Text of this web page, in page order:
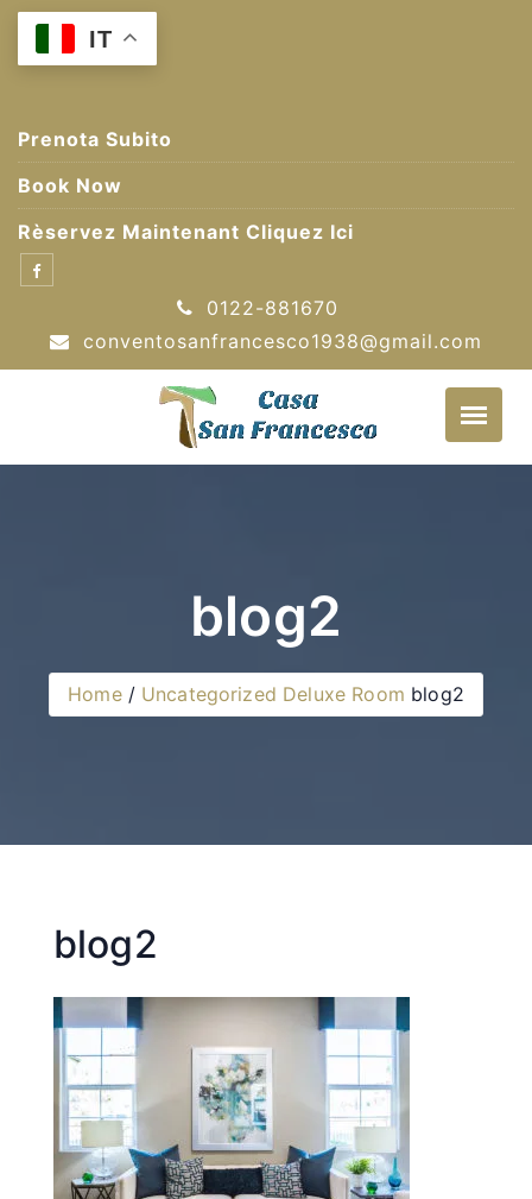
Skip
IT
Prenota Subito
Book Now
Rèservez Maintenant Cliquez Ici
0122-881670
conventosanfrancesco1938@gmail.com
blog2
Home Uncategorized Deluxe Room blog2
blog2